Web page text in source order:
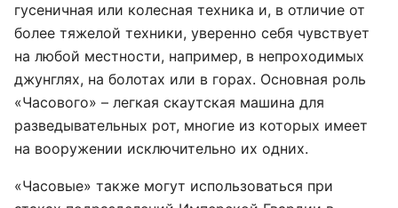
гусеничная или колесная техника и, в отличие от
более тяжелой техники, уверенно себя чувствует
на любой местности, например, в непроходимых
джунглях, на болотах или в горах. Основная роль
«Часового» – легкая скаутская машина для
разведывательных рот, многие из которых имеет
на вооружении исключительно их одних.
«Часовые» также могут использоваться при